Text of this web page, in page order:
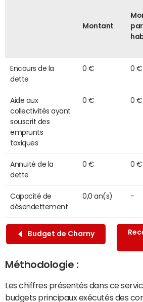
Montant
par
Encours de la
dette
0 € 0 €
Aide aux
collectivités ayant
souscrit des
emprunts
toxiques
0 € 0 €
Annuité de la
dette
0 € 0 €
Capacité de
désendettement
0,0 an(s) -
Budget de Charny
Méthodologie :
Les chiffres présentés dans ce
budgets principaux exécutés des